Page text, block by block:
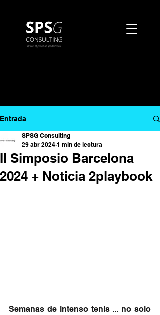
Entrada
II Simposio Barcelona
2024 + Noticia 2playbook
SPSG Consulting
29 abr 2024 1 min de lectura
Semanas de intenso tenis ... no solo